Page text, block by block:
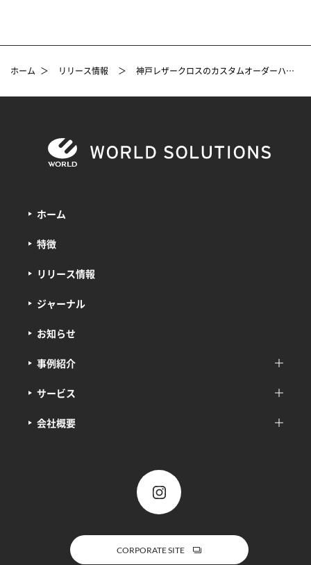
ホーム ＞ リリース情報 ＞ 神戸レザークロスのカスタムオーダーハイヒールブランド「gauge (ゲージ)」、三宮と浅草にLABOを設立 ～オーダーはもちろん購入後のケアまで、スペシャルな空間で～
ホーム
特徴
サービス
事例紹介
会社概要
リリース情報
ジャーナル
お知らせ
CORPORATE SITE